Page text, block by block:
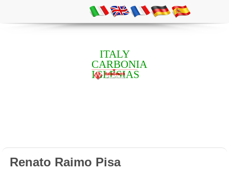
ITALY
CARBONIA
IGLESIAS
Renato Raimo Pisa